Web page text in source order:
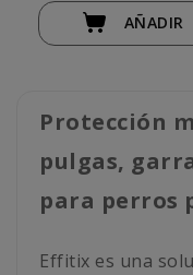
AÑADIR
Protección
pulgas,
para perros
Effitix es una